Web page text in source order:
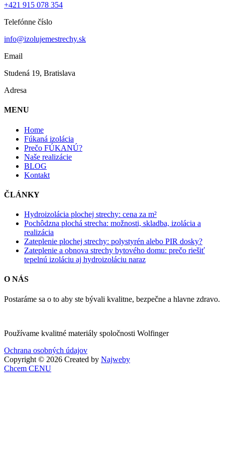
+421 915 078 354
Telefónne číslo
info@izolujemestrechy.sk
Email
Studená 19, Bratislava
Adresa
MENU
Home
Fúkaná izolácia
Prečo FÚKANÚ?
Naše realizácie
BLOG
Kontakt
ČLÁNKY
Hydroizolácia plochej strechy: cena za m²
Pochôdzna plochá strecha: možnosti, skladba, izolácia a
realizácia
Zateplenie plochej strechy: polystyrén alebo PIR dosky?
Zateplenie a obnova strechy bytového domu: prečo riešiť
tepelnú izoláciu aj hydroizoláciu naraz
O NÁS
Postaráme sa o to aby ste bývali kvalitne, bezpečne a hlavne zdravo.
Používame kvalitné materiály spoločnosti Wolfinger
Ochrana osobných údajov
Copyright © 2026 Created by Najweby
Chcem CENU